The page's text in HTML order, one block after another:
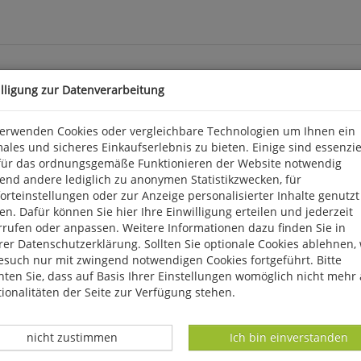
gegen den Vogelmord (CABS) auf das dramatische
- vom Rotkehlchen bis zum Schwarzstorch - fallen
steht stellvertretend für viele andere Arten. Unserer
von 5000 Vögeln allein im Libanon getötet. Angesichts
Verfolgung auf dem Zug damit eine bedeutende
gefolgt und haben so die Finanzierung weiterer
vier
zur Datenverarbeitung
Cookies oder vergleichbare Technologien um Ihnen ein
und sicheres Einkaufserlebnis zu bieten. Einige sind
das ordnungsgemäße Funktionieren der Website notwendig
andere lediglich zu anonymen Statistikzwecken, für
oder zur Anzeige personalisierter Inhalte genutzt
Dafür können Sie hier Ihre Einwilligung erteilen und jederzeit
oder anpassen. Weitere Informationen dazu finden Sie in
Datenschutzerklärung. Sollten Sie optionale Cookies ablehnen,
nur mit zwingend notwendigen Cookies fortgeführt. Bitte
Sie, dass auf Basis Ihrer Einstellungen womöglich nicht mehr
der Seite zur Verfügung stehen.
Datenverarbeitung -
Ich bin einverstanden
Datenverarbeitung -
nicht zustimmen